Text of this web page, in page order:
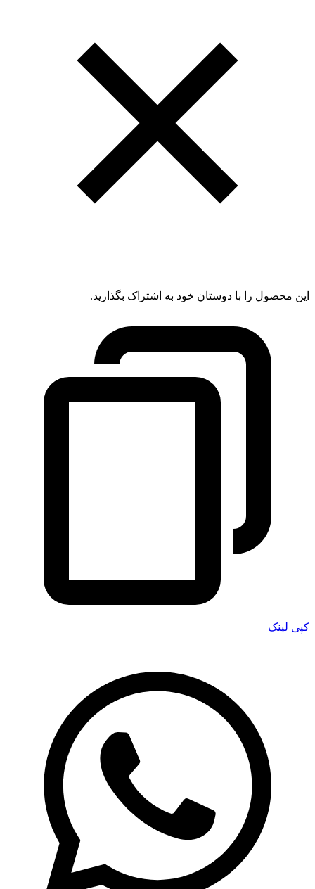
این محصول را با دوستان خود به اشتراک بگذارید.
کپی لینک